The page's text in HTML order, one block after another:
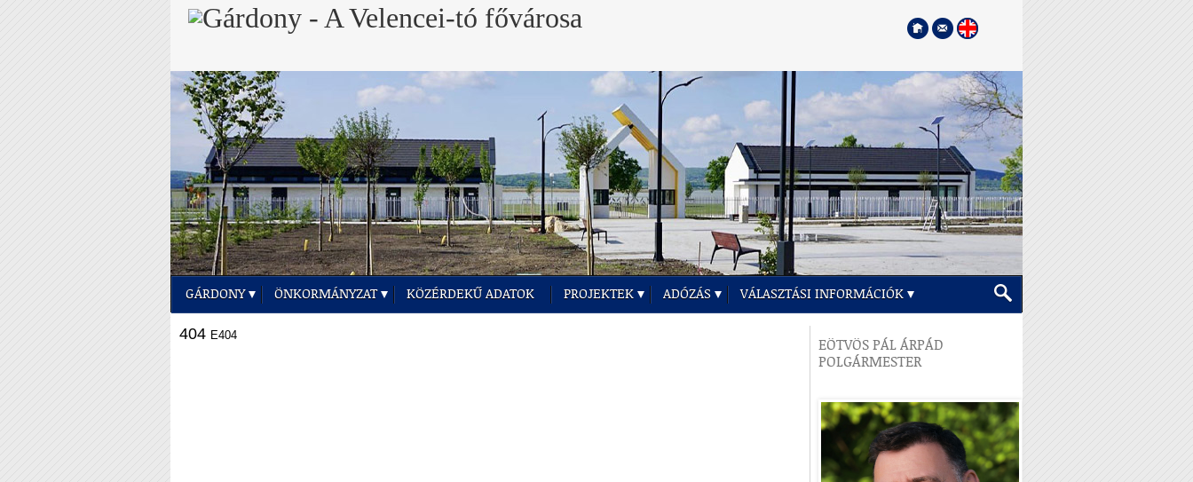
GÁRDONY ÖNKORMÁNYZAT KÖZÉRDEKŰ ADATOK PROJEKTEK ADÓZÁS VÁLASZTÁSI INFORMÁCIÓK
404 E404
EÖTVÖS PÁL ÁRPÁD
POLGÁRMESTER